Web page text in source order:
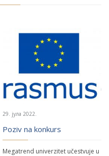
29. јула 2022.
Poziv na konkurs
Megatrend univerzitet učestvuje u